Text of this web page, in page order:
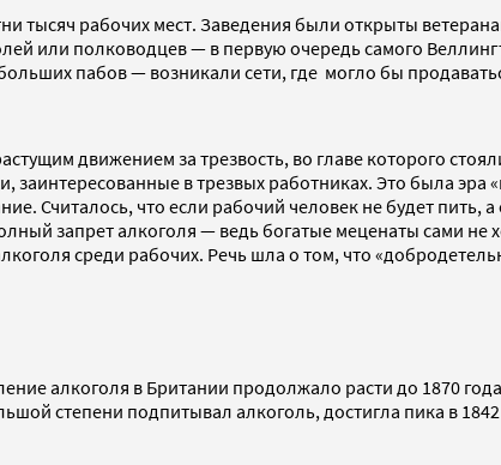
тысяч рабочих мест. Заведения были открыты
или полководцев — в первую очередь самого
пабов — возникали сети, где могло бы
движением за трезвость, во главе которого
в трезвых работниках. Это была эра
Считалось, что если рабочий человек не будет пить,
запрет алкоголя — ведь богатые меценаты сами не
среди рабочих. Речь шла о том, что
алкоголя в Британии продолжало расти до 1870
степени подпитывал алкоголь, достигла пика в